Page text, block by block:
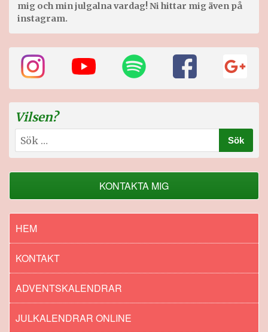
mig och min julgalna vardag! Ni hittar mig även på
instagram.
Vilsen?
Sök
efter:
KONTAKTA MIG
HEM
KONTAKT
ADVENTSKALENDRAR
JULKALENDRAR ONLINE